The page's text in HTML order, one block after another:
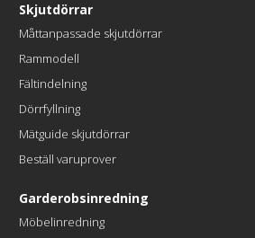
Skjutdörrar
Måttanpassade skjutdörrar
Rammodell
Fältindelning
Dörrfyllning
Mätguide skjutdörrar
Beställ varuprover
Garderobsinredning
Möbelinredning